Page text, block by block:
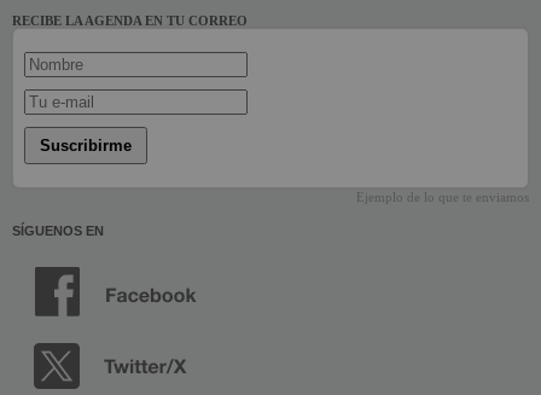
RECIBE LA AGENDA EN TU CORREO
Suscribirme
Ejemplo de lo que te enviamos
SÍGUENOS EN